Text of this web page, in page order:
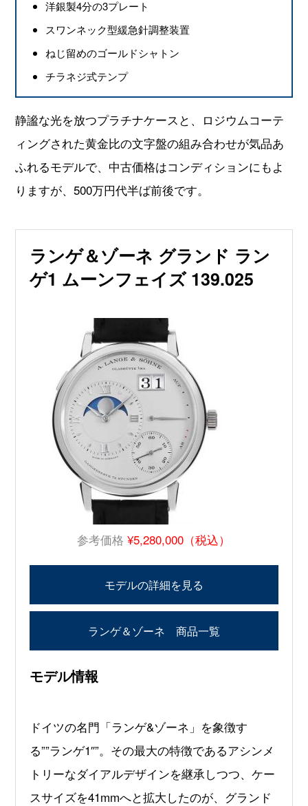
洋銀製4分の3プレート
スワンネック型緩急針調整装置
ねじ留めのゴールドシャトン
チラネジ式テンプ
静謐な光を放つプラチナケースと、ロジウムコーテ
ィングされた黄金比の文字盤の組み合わせが気品あ
ふれるモデルで、中古価格はコンディションにもよ
りますが、500万円代半ば前後です。
ランゲ＆ゾーネ グランド ラン
ゲ1 ムーンフェイズ 139.025
参考価格 ¥5,280,000（税込）
モデルの詳細を見る
ランゲ＆ゾーネ 商品一覧
モデル情報
ドイツの名門「ランゲ&ゾーネ」を象徴す
る””ランゲ1″”。その最大の特徴であるアシンメ
トリーなダイアルデザインを継承しつつ、ケー
スサイズを41mmへと拡大したのが、グランド